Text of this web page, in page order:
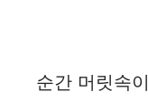
순간 머릿속